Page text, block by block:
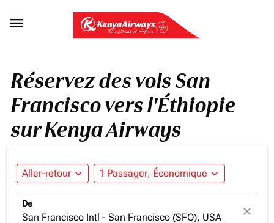

Réservez des vols San
Francisco vers l'Éthiopie
sur Kenya Airways
Aller-retour expand_more 1 Passager, Économique expand_more
De
San Francisco Intl - San Francisco (SFO), USA close